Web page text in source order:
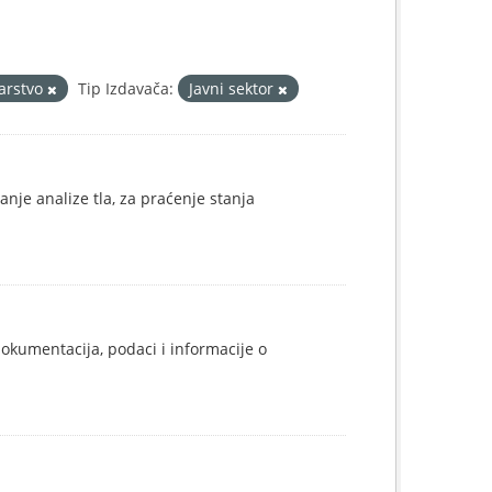
Tip Izdavača: Javni sektor
analize tla, za praćenje stanja
podaci i informacije o